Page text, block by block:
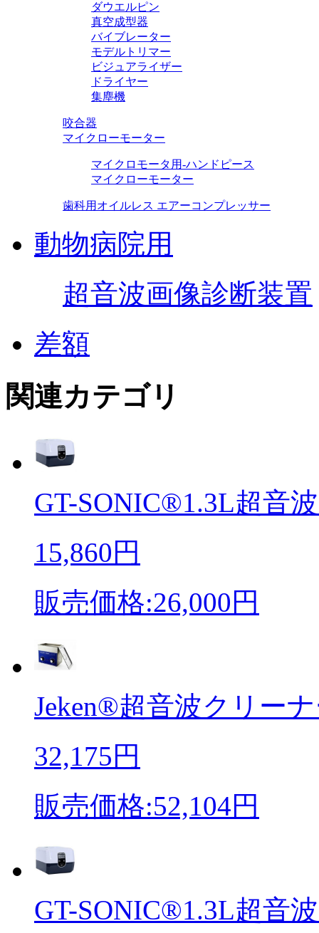
ダウエルピン
真空成型器
バイブレーター
モデルトリマー
ビジュアライザー
ドライヤー
集塵機
咬合器
マイクローモーター
マイクロモータ用-ハンドピース
マイクローモーター
歯科用オイルレス エアーコンプレッサー
動物病院用
超音波画像診断装置
差額
関連カテゴリ
GT-SONIC®1.3L超音
15,860円
販売価格:26,000円
Jeken®超音波クリーナ
32,175円
販売価格:52,104円
GT-SONIC®1.3L超音